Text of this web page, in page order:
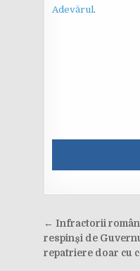
Adevărul.
Post
navigation
← Infractorii
respinși de
repatriere doar cu